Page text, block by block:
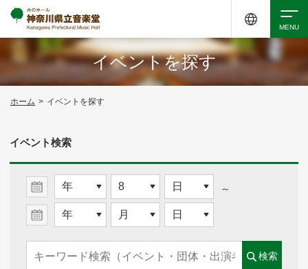
イベントを探す
・ イベント一覧
・ イベントカレンダー
検索
イベントを探す
ホーム > イベントを探す
イベント検索
～
検索